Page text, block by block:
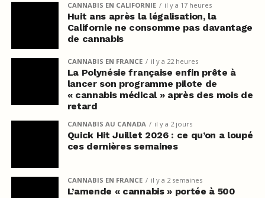
CANNABIS EN CALIFORNIE il y a 17 heures
Huit ans après la légalisation, la
Californie ne consomme pas davantage
de cannabis
CANNABIS EN FRANCE il y a 22 heures
La Polynésie française enfin prête à
lancer son programme pilote de
« cannabis médical » après des mois de
retard
CANNABIS AU CANADA il y a 2 jours
Quick Hit Juillet 2026 : ce qu’on a loupé
ces dernières semaines
CANNABIS EN FRANCE il y a 2 semaines
L’amende « cannabis » portée à 500